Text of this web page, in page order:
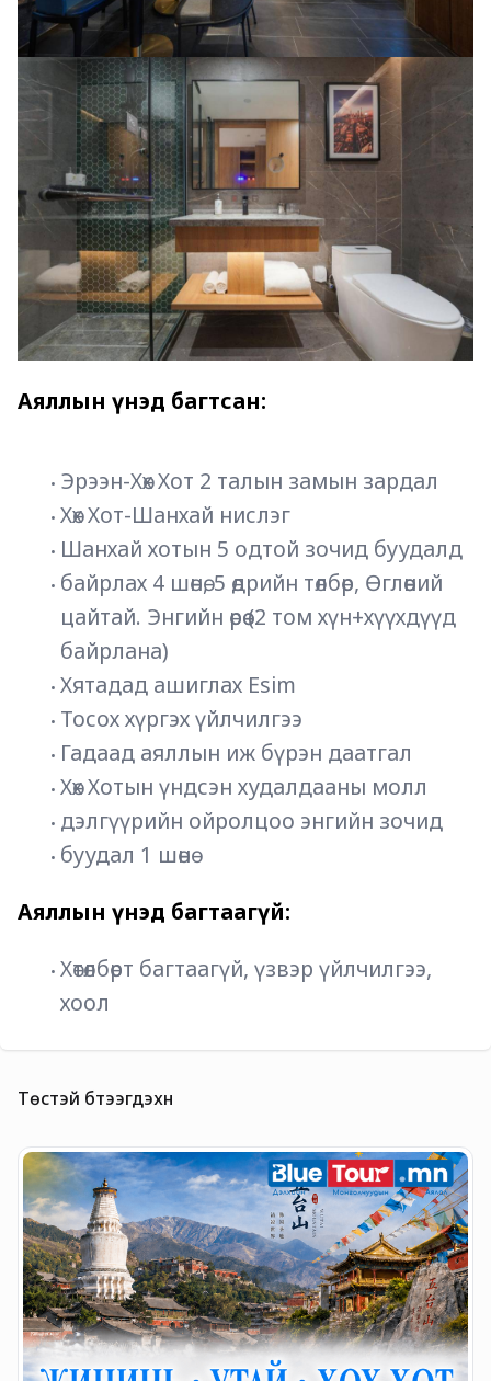
Аяллын үнэд багтсан:
Эрээн-Хөх Хот 2 талын замын зардал
Хөх Хот-Шанхай нислэг
Шанхай хотын 5 одтой зочид буудалд
байрлах 4 шөнө, 5 өдрийн төлбөр, Өглөөний
цайтай. Энгийн өрөө (2 том хүн+хүүхдүүд
байрлана)
Хятадад ашиглах Esim
Тосох хүргэх үйлчилгээ
Гадаад аяллын иж бүрэн даатгал
Хөх Хотын үндсэн худалдааны молл
дэлгүүрийн ойролцоо энгийн зочид
буудал 1 шөнө
Аяллын үнэд багтаагүй:
Хөтөлбөрт багтаагүй, үзвэр үйлчилгээ,
хоол
Төстэй бүтээгдэхүүн